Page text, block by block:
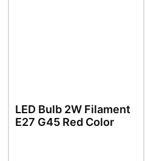
LED Bulb 2W Filament
E27 G45 Red Color